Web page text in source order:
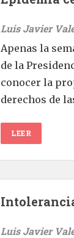
Luis Javier
Apenas la
de la
conocer la
derechos de
LEER
Luis Javier